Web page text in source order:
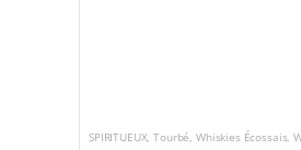
SPIRITUEUX ,Tourbé Whiskies Écossais ,